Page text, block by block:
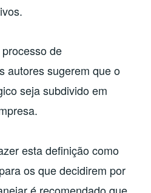
de
autores sugerem que o
seja subdivido em
esta definição como
os que decidirem por
é recomendado que